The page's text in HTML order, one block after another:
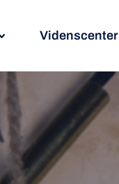
Videnscenter